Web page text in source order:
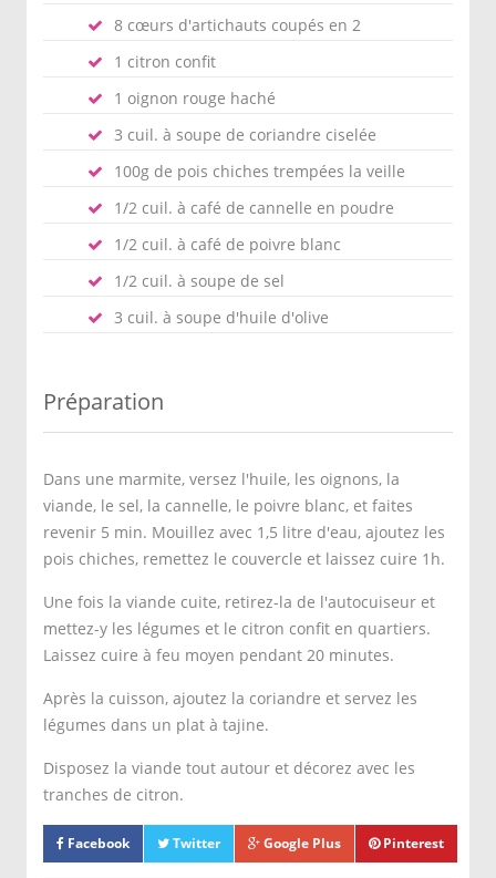
8 cœurs d'artichauts coupés en 2
1 citron confit
1 oignon rouge haché
3 cuil. à soupe de coriandre ciselée
100g de pois chiches trempées la veille
1/2 cuil. à café de cannelle en poudre
1/2 cuil. à café de poivre blanc
1/2 cuil. à soupe de sel
3 cuil. à soupe d'huile d'olive
Préparation
Dans une marmite, versez l'huile, les oignons, la
viande, le sel, la cannelle, le poivre blanc, et faites
revenir 5 min. Mouillez avec 1,5 litre d'eau, ajoutez les
pois chiches, remettez le couvercle et laissez cuire 1h.
Une fois la viande cuite, retirez-la de l'autocuiseur et
mettez-y les légumes et le citron confit en quartiers.
Laissez cuire à feu moyen pendant 20 minutes.
Après la cuisson, ajoutez la coriandre et servez les
légumes dans un plat à tajine.
Disposez la viande tout autour et décorez avec les
tranches de citron.
Facebook Twitter Google Plus Pinterest